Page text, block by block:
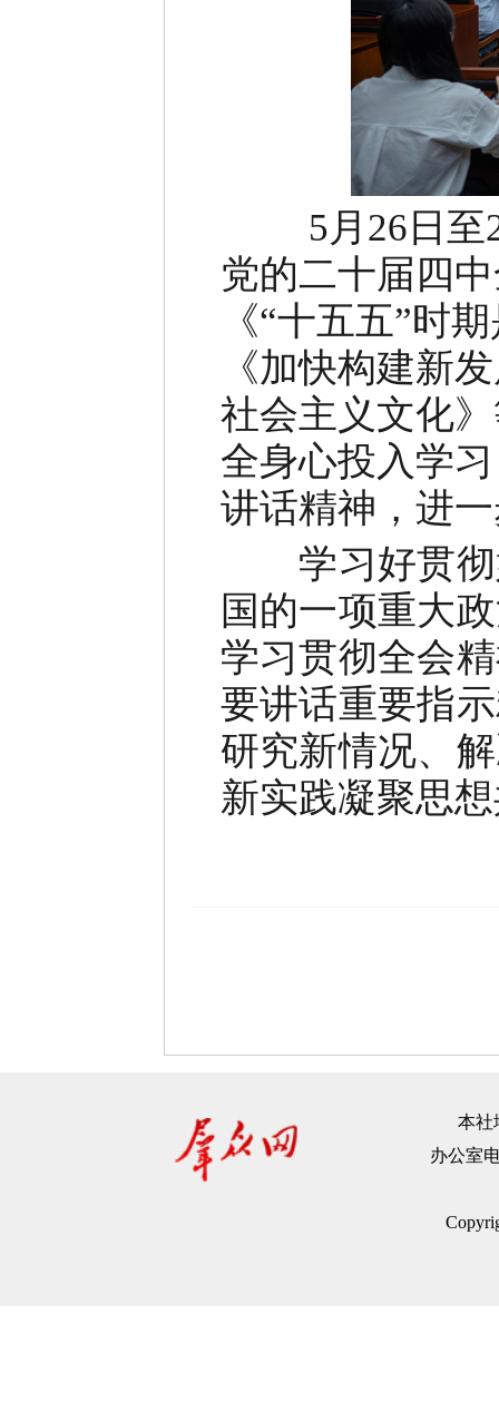
5月26日
党的二十届四
《“十五五”时
《加快构建新
社会主义文化
全身心投入学
讲话精神，进
学习好贯
国的一项重大
学习贯彻全会
要讲话重要指
研究新情况、
新实践凝聚思
本社
办公室